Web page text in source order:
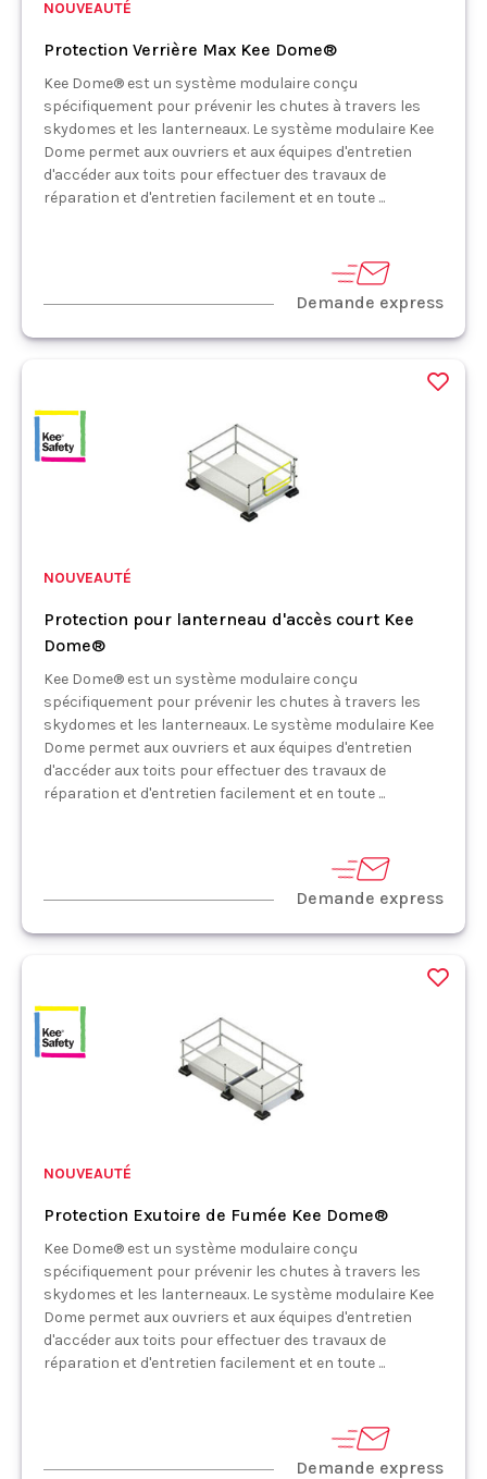
NOUVEAUTÉ
Protection Verrière Max Kee Dome®
Kee Dome® est un système modulaire conçu
spécifiquement pour prévenir les chutes à travers les
skydomes et les lanterneaux. Le système modulaire Kee
Dome permet aux ouvriers et aux équipes d'entretien
d'accéder aux toits pour effectuer des travaux de
réparation et d'entretien facilement et en toute ...
Demande express
NOUVEAUTÉ
Protection pour lanterneau d'accès court Kee
Dome®
Kee Dome® est un système modulaire conçu
spécifiquement pour prévenir les chutes à travers les
skydomes et les lanterneaux. Le système modulaire Kee
Dome permet aux ouvriers et aux équipes d'entretien
d'accéder aux toits pour effectuer des travaux de
réparation et d'entretien facilement et en toute ...
Demande express
NOUVEAUTÉ
Protection Exutoire de Fumée Kee Dome®
Kee Dome® est un système modulaire conçu
spécifiquement pour prévenir les chutes à travers les
skydomes et les lanterneaux. Le système modulaire Kee
Dome permet aux ouvriers et aux équipes d'entretien
d'accéder aux toits pour effectuer des travaux de
réparation et d'entretien facilement et en toute ...
Demande express